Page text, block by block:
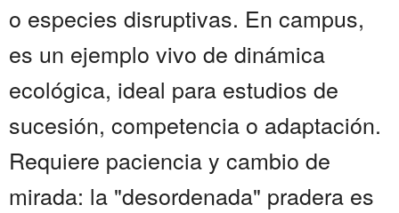
o especies disruptivas. En campus,
es un ejemplo vivo de dinámica
ecológica, ideal para estudios de
sucesión, competencia o adaptación.
Requiere paciencia y cambio de
mirada: la "desordenada" pradera es